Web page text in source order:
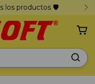
los productos 🛡️